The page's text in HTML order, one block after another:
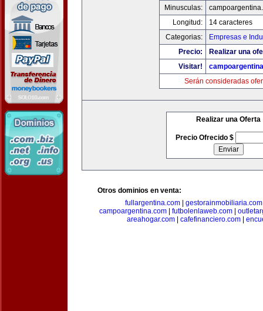
Minusculas:
Longitud:
14 caracteres
Categorias:
Empresas e
Precio:
Realizar una
Visitar!
Serán consideradas
Realizar una Oferta
Precio Ofrecido $
Otros dominios en venta:
fullargentina.com
gestorainmobiliaria.com
campoargentina.com| futbolenlaweb.com|
areahogar.com| cafefinanciero.com|